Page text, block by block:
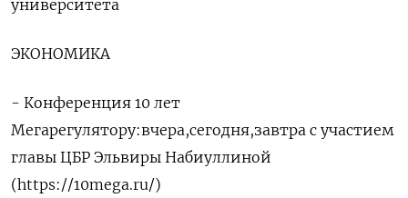
университета
ЭКОНОМИКА
- Конференция 10 лет
Мегарегулятору:вчера,сегодня,завтра с участием
главы ЦБР Эльвиры Набиуллиной
(https://10mega.ru/)